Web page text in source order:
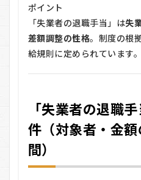
者・
金額
の考
え
方・
間）
手続
流れ
（時
系列
で解
ポイント
「失業者の退職手当」は失
差額調整の性格。制度の根
給規則に定められています。
「失業者の退職
件（対象者・金
間）